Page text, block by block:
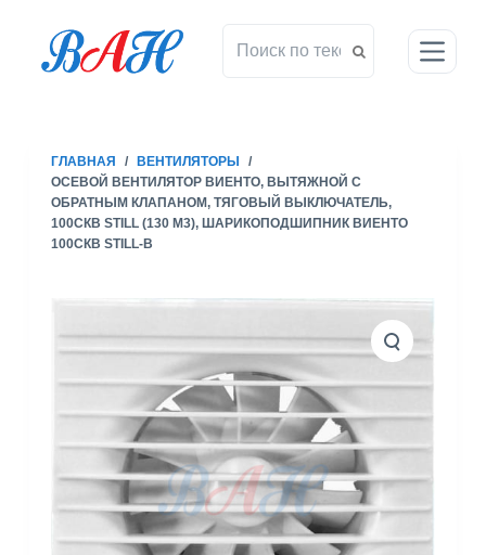
ГЛАВНАЯ / ВЕНТИЛЯТОРЫ
/
ОСЕВОЙ ВЕНТИЛЯТОР ВИЕНТО, ВЫТЯЖНОЙ С
ОБРАТНЫМ КЛАПАНОМ, ТЯГОВЫЙ ВЫКЛЮЧАТЕЛЬ,
100СКВ STILL (130 М3), ШАРИКОПОДШИПНИК ВИЕНТО
100СКВ STILL-B